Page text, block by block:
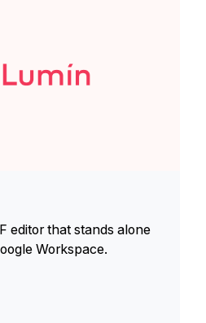
editor that stands alone
Workspace.